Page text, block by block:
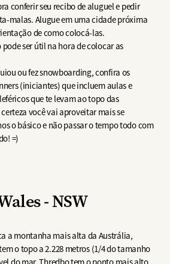
conferir seu recibo de aluguel e pedir
malas. Alugue em uma cidade próxima
de como colocá-las.
ser útil na hora de colocar as
ou fez snowboarding, confira os
(iniciantes) que incluem aulas e
que te levam ao topo das
você vai aproveitar mais se
o básico e não passar o tempo todo com
=)
- NSW
a montanha mais alta da Austrália,
o topo a 2.228 metros (1/4 do tamanho